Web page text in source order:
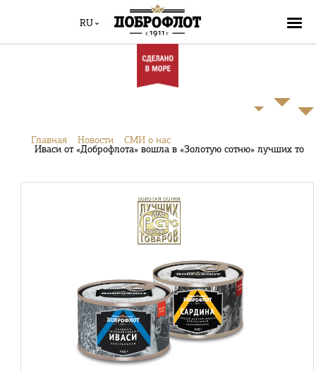
RU
Главная Новости
СМИ о нас
Иваси от «Доброфлота» вошла в «Золотую сотню» лучших